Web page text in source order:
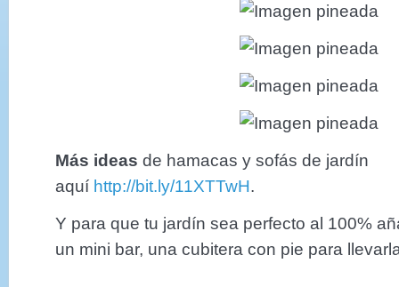
Más ideas de hamacas y sofás de jardín
aquí http://bit.ly/11XTTwH.
Y para que tu jardín sea perfecto al 100%
un mini bar, una cubitera con pie para